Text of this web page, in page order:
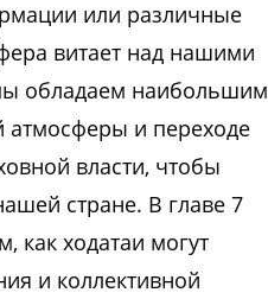
или различные
витает над нашими
обладаем наибольшим
атмосферы и переходе
власти, чтобы
стране. В главе 7
как ходатаи могут
и коллективной